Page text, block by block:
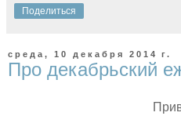
Поделиться
среда, 10 декабря 2014 г.
Про декабрьский